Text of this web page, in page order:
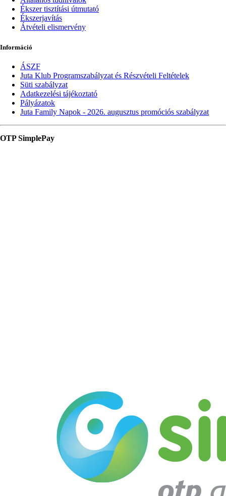
Ékszer tisztítási útmutató
Ékszerjavítás
Átvételi elismervény
Információ
ÁSZF
Juta Klub Programszabályzat és Részvételi Feltételek
Süti szabályzat
Adatkezelési tájékoztató
Pályázatok
Juta Family Napok - 2026. augusztus promóciós szabályzat
OTP SimplePay